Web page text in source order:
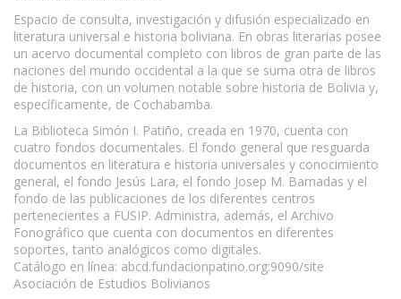
Espacio de consulta, investigación y difusión especializado en
literatura universal e historia boliviana. En obras literarias posee
un acervo documental completo con libros de gran parte de las
naciones del mundo occidental a la que se suma otra de libros
de historia, con un volumen notable sobre historia de Bolivia y,
específicamente, de Cochabamba.
La Biblioteca Simón I. Patiño, creada en 1970, cuenta con
cuatro fondos documentales. El fondo general que resguarda
documentos en literatura e historia universales y conocimiento
general, el fondo Jesús Lara, el fondo Josep M. Barnadas y el
fondo de las publicaciones de los diferentes centros
pertenecientes a FUSIP. Administra, además, el Archivo
Fonográfico que cuenta con documentos en diferentes
soportes, tanto analógicos como digitales.
Catálogo en línea: abcd.fundacionpatino.org:9090/site
Asociación de Estudios Bolivianos